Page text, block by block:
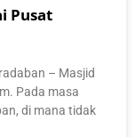
Pusat
– Masjid
Pada masa
di mana tidak